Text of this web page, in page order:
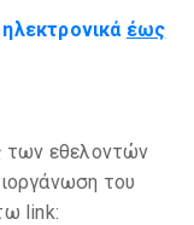
ηλεκτρονικά έως
των εθελοντών
του
link: